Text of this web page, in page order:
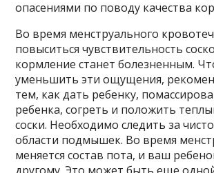
опасениями по поводу качества
Во время менструального
повыситься чувствительность
кормление станет болезненным.
уменьшить эти ощущения,
тем, как дать ребенку,
ребенка, согреть и положить
соски. Необходимо следить за
области подмышек. Во время
меняется состав пота, и ваш